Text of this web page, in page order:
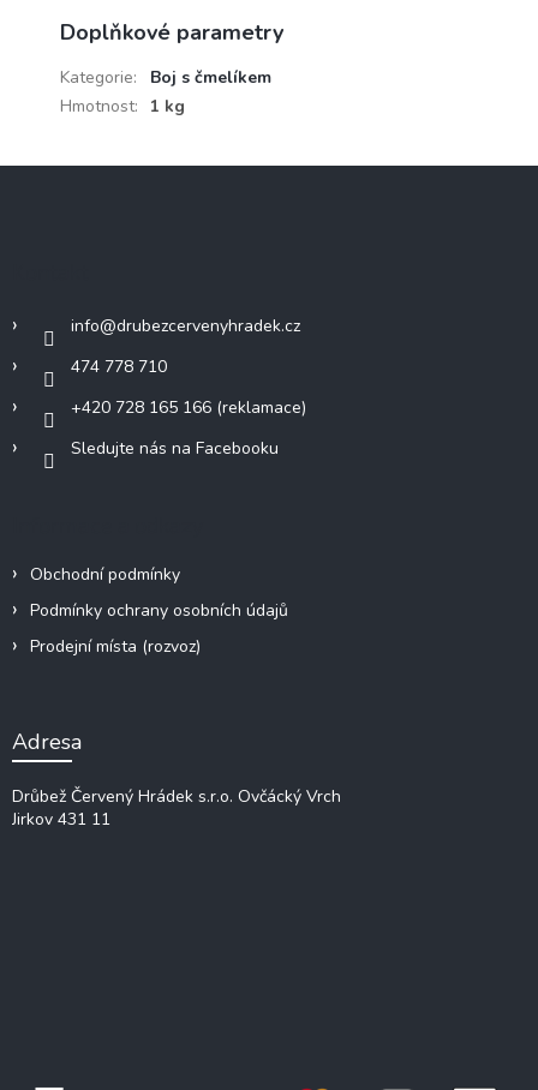
Doplňkové parametry
Kategorie:
Boj s čmelíkem
Hmotnost: 1 kg
info@drubezcervenyhradek.cz
474 778 710
+420 728 165 166 (reklamace)
Sledujte nás na Facebooku
Obchodní podmínky
Podmínky ochrany osobních údajů
Prodejní místa (rozvoz)
Adresa
Drůbež Červený Hrádek s.r.o. Ovčácký Vrch
Jirkov 431 11